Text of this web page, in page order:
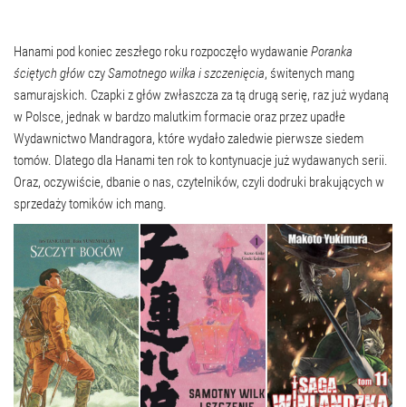
Hanami pod koniec zeszłego roku rozpoczęło wydawaniePoranka
ściętych główczySamotnego wilka i szczenięcia, świtenych mang
samurajskich. Czapki z głów zwłaszcza za tą drugą serię, raz już wydaną
w Polsce, jednak w bardzo malutkim formacie oraz przez upadłe
Wydawnictwo Mandragora, które wydało zaledwie pierwsze siedem
tomów. Dlatego dla Hanami ten rok to kontynuacje już wydawanych serii.
Oraz, oczywiście, dbanie o nas, czytelników, czyli dodruki brakujących w
sprzedaży tomików ich mang.